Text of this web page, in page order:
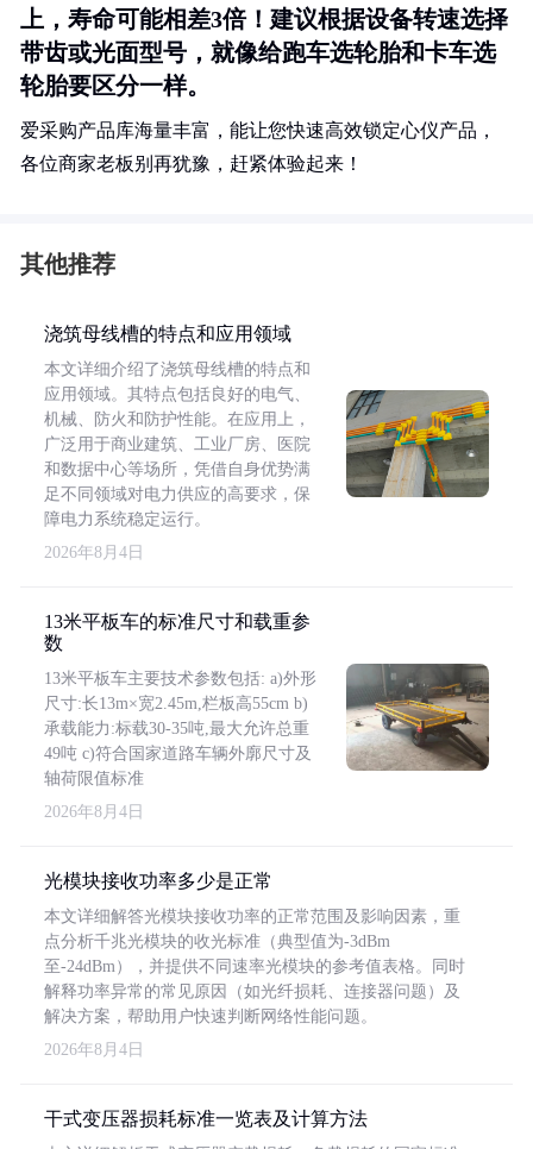
上，寿命可能相差3倍！建议根据设备转速选择
带齿或光面型号，就像给跑车选轮胎和卡车选
轮胎要区分一样。
爱采购产品库海量丰富，能让您快速高效锁定心仪产品，
各位商家老板别再犹豫，赶紧体验起来！
其他推荐
浇筑母线槽的特点和应用领域
本文详细介绍了浇筑母线槽的特点和
应用领域。其特点包括良好的电气、
机械、防火和防护性能。在应用上，
广泛用于商业建筑、工业厂房、医院
和数据中心等场所，凭借自身优势满
足不同领域对电力供应的高要求，保
障电力系统稳定运行。
2026年8月4日
13米平板车的标准尺寸和载重参
数
13米平板车主要技术参数包括: a)外形
尺寸:长13m×宽2.45m,栏板高55cm b)
承载能力:标载30-35吨,最大允许总重
49吨 c)符合国家道路车辆外廓尺寸及
轴荷限值标准
2026年8月4日
光模块接收功率多少是正常
本文详细解答光模块接收功率的正常范围及影响因素，重
点分析千兆光模块的收光标准（典型值为-3dBm
至-24dBm），并提供不同速率光模块的参考值表格。同时
解释功率异常的常见原因（如光纤损耗、连接器问题）及
解决方案，帮助用户快速判断网络性能问题。
2026年8月4日
干式变压器损耗标准一览表及计算方法